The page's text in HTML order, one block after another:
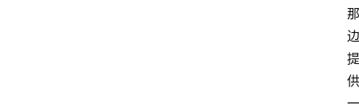
那
边
提
供
一